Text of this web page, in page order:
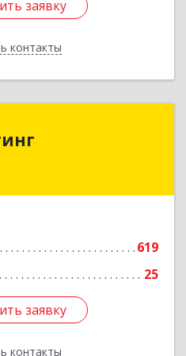
заявку
контакты
заявку
619
25
заявку
контакты
Омск г, Лермонтова ул,
заявку